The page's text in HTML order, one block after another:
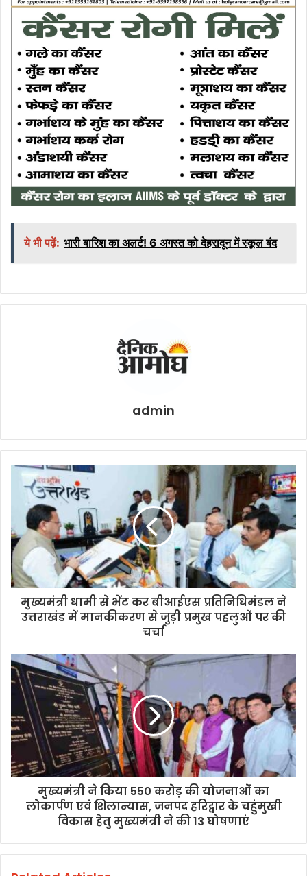
ये भी पढ़ें: भारी बारिश का अलर्ट! 6 अगस्त को देहरादून में स्कूल बंद
admin
मुख्यमंत्री धामी से भेंट कर बीआईएस प्रतिनिधिमंडल ने
उत्तराखंड में मानकीकरण से जुड़ी प्रमुख पहलुओं पर की
चर्चा
मुख्यमंत्री ने किया 550 करोड़ की योजनाओं का
लोकार्पण एवं शिलान्यास, जनपद हरिद्वार के चहुंमुखी
विकास हेतु मुख्यमंत्री ने की 13 घोषणाएं